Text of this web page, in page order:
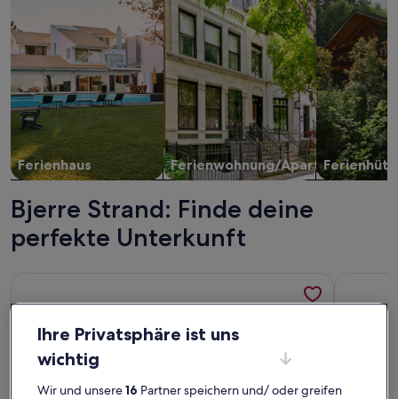
Ferienhaus Ferienwohnung/Apartment
Bjerre Strand: Finde deine
perfekte Unterkunft
Weitere Infos zu Panoramablick auf den Strand. Ferien bis
Ihre Privatsphäre ist uns
wichtig
Wir und unsere16 Partner speichern und/ oder greifen